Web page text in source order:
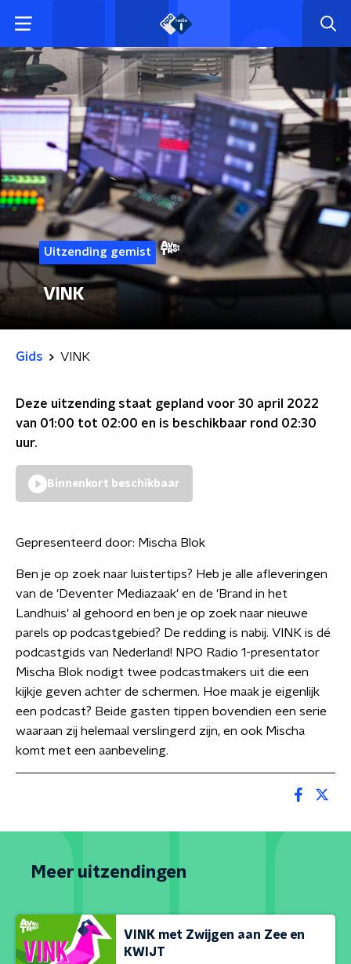
Uitzending gemist
VINK
Gids VINK
Deze uitzending staat gepland voor 30 april 2022
van 01:00 tot 02:00 en is beschikbaar rond 02:30
uur.
Binnenkort beschikbaar
Gepresenteerd door: Mischa Blok
Ben je op zoek naar luistertips? Heb je alle afleveringen
van de 'Deventer Mediazaak' en de 'Brand in het
Landhuis' al gehoord en ben je op zoek naar nieuwe
parels op podcastgebied? De redding is nabij. VINK is dé
podcastgids van Nederland! NPO Radio 1-presentator
Mischa Blok nodigt twee podcastmakers uit die een
kijkje geven achter de schermen. Hoe maak je eigenlijk
een podcast? Beide gasten tippen bovendien een serie
waaraan zij helemaal verslingerd zijn, en ook Mischa
komt met een aanbeveling.
Meer uitzendingen
VINK met Zwijgen aan Zee en
KWIJT